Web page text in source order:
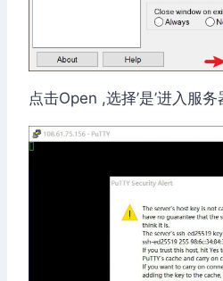
点击Open ,选择’是’进入服务